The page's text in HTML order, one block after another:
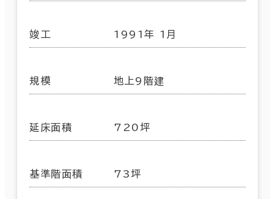
竣工 1991年 1月
規模 地上9階建
延床面積 720坪
基準階面積 73坪